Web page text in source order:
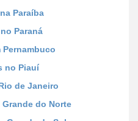
Paraíba
Paraná
Pernambuco
no Piauí
de Janeiro
do Norte